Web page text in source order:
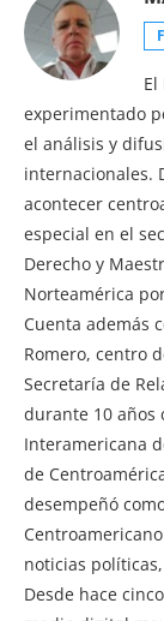
experimentado
el análisis y
internacionales.
acontecer
especial en el
Derecho y
Norteamérica
Cuenta además
Romero, centro
Secretaría de
durante 10 años
Interamericana
de
desempeñó
noticias
Desde hace